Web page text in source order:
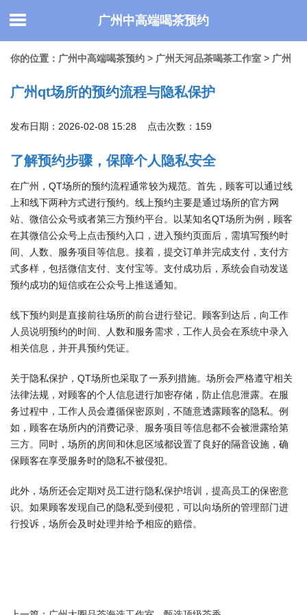
广州中高端喝茶预约
你的位置： 广州中高端喝茶预约 > 广州天河品茶喝茶工作室 > 广州
qt场所的预约流程与隐私保护
广州qt场所的预约流程与隐私保护
发布日期：2026-02-08 15:28 点击次数：159
了解预约步骤，保障个人隐私安全
在广州，QT场所的预约流程通常较为规范。首先，顾客可以通过线
上和线下两种方式进行预约。线上预约主要是通过场所的官方网
站、微信公众号或者第三方预约平台。以某知名QT场所为例，顾客
在其微信公众号上点击预约入口，进入预约页面后，需填写预约时
间、人数、服务项目等信息。接着，提交订单并完成支付，支付方
式多样，包括微信支付、支付宝等。支付成功后，系统会自动发送
预约成功的短信或在公众号上推送通知。
线下预约则是直接前往场所的前台进行登记。顾客到达后，向工作
人员说明预约的时间、人数和服务需求，工作人员会在系统中录入
相关信息，并开具预约凭证。
关于隐私保护，QT场所也采取了一系列措施。场所会严格遵守相关
法律法规，对顾客的个人信息进行加密存储，防止信息泄露。在服
务过程中，工作人员会遵循保密原则，不随意透露顾客的隐私。例
如，顾客在场所内的消费记录、服务项目等信息都不会被泄露给第
三方。同时，场所的房间和休息区域都设置了良好的隔音设施，确
保顾客在享受服务时的隐私不被侵犯。
此外，场所还会定期对员工进行隐私保护培训，提高员工的保密意
识。如果顾客发现自己的隐私受到侵犯，可以向场所的管理部门进
行投诉，场所会及时处理并给予相应的赔偿。